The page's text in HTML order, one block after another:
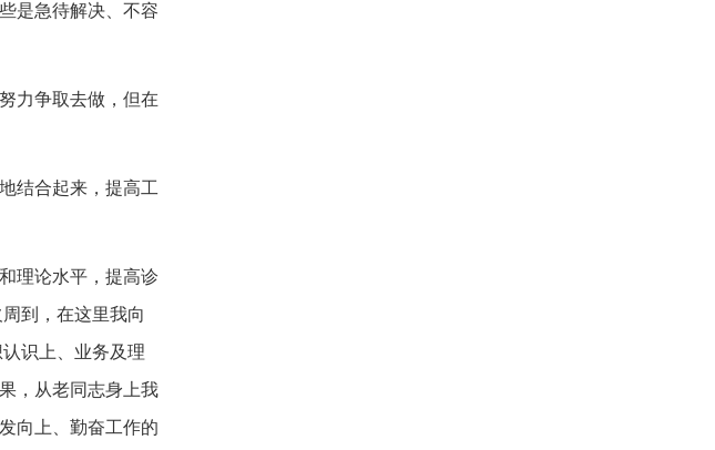
是急待解决、不容
力争取去做，但在
结合起来，提高工
理论水平，提高诊
到，在这里我向
识上、业务及理
，从老同志身上我
向上、勤奋工作的